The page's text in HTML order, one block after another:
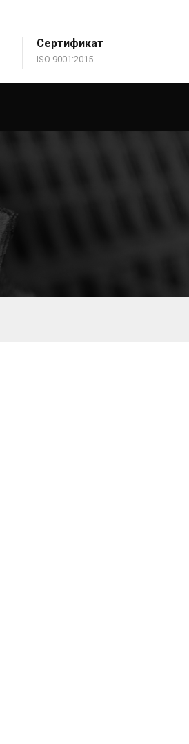
Сертификат
ISO 9001:2015